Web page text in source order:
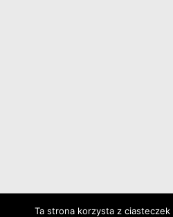
Ta strona korzysta z ciasteczek